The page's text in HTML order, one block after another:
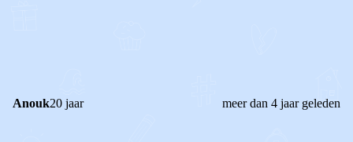
Anouk20 jaar meer dan 4 jaar geleden